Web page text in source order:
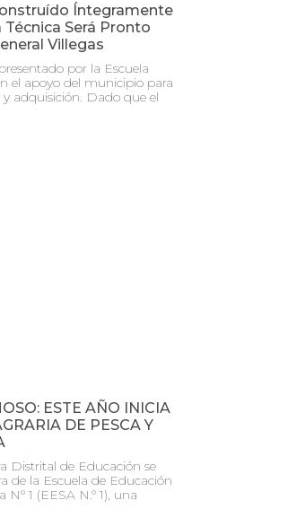
Íntegramente
Técnica Será Pronto
Villegas
por la Escuela
el apoyo del municipio para
adquisición. Dado que el
ESTE AÑO INICIA
DE PESCA Y
Distrital de Educación se
de la Escuela de Educación
1 (EESA N.° 1), una